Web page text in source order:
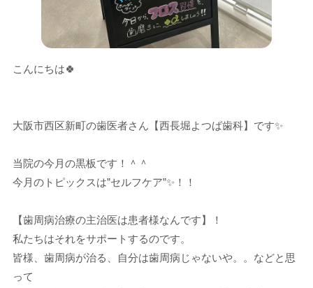
こんにちは🍀
大阪市西区新町の歯医者さん【西長堀よつば歯科】です✨
当院の今月の黒板です！＾＾
今月のトピックスは”セルフケア”✨！！
【歯周病治療の主治医は患者様なんです】！
私たちはそれをサポートするのです。
皆様、歯周病が治る、自分は歯周病じゃないや。。などと思
って